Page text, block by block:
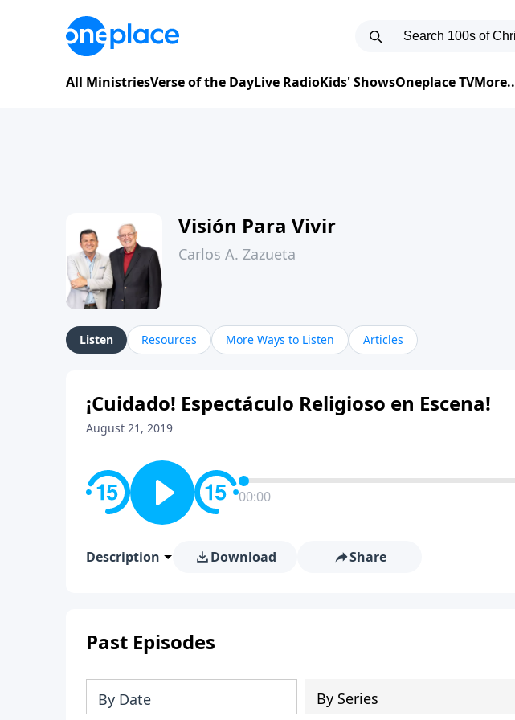
All MinistriesVerse of the DayLive RadioKids' ShowsOneplace TV
Visión Para Vivir
Carlos A. Zazueta
Listen Resources More Ways to Listen Articles
¡Cuidado! Espectáculo Religioso en Escena!
August 21, 2019
00:00
Description Download Share
Past Episodes
By Date By Series